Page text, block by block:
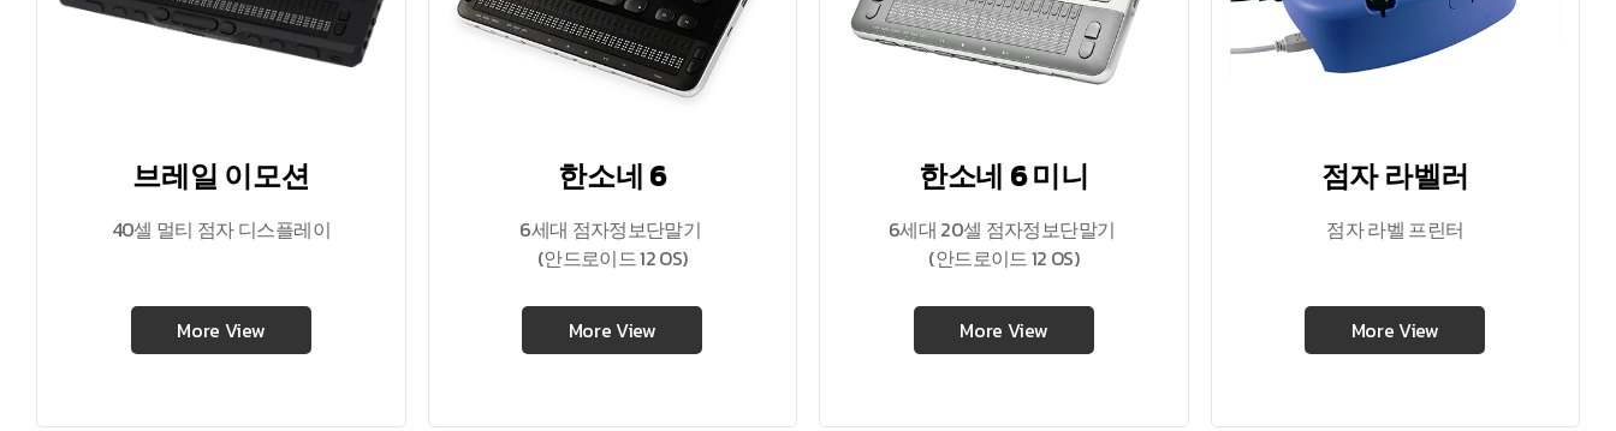
브레일 이모션
40셀 멀티 점자 디스플레이
More View
한소네 6
6세대 점자정보단말기
(안드로이드 12 OS)
More View
한소네 6 미니
6세대 20셀 점자정보단말기
(안드로이드 12 OS)
More View
점자 라벨러
점자 라벨 프린터
More View